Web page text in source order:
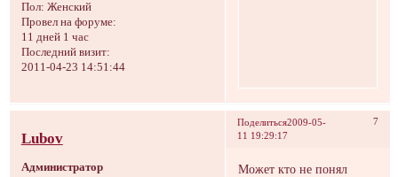
Пол: Женский
Провел на форуме:
11 дней 1 час
Последний визит:
2011-04-23 14:51:44
Поделиться 7
2009-05-
11 19:29:17
Lubov
Администратор
Может кто не понял